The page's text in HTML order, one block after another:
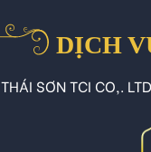
DỊCH
THÁI SƠN TCI CO,.